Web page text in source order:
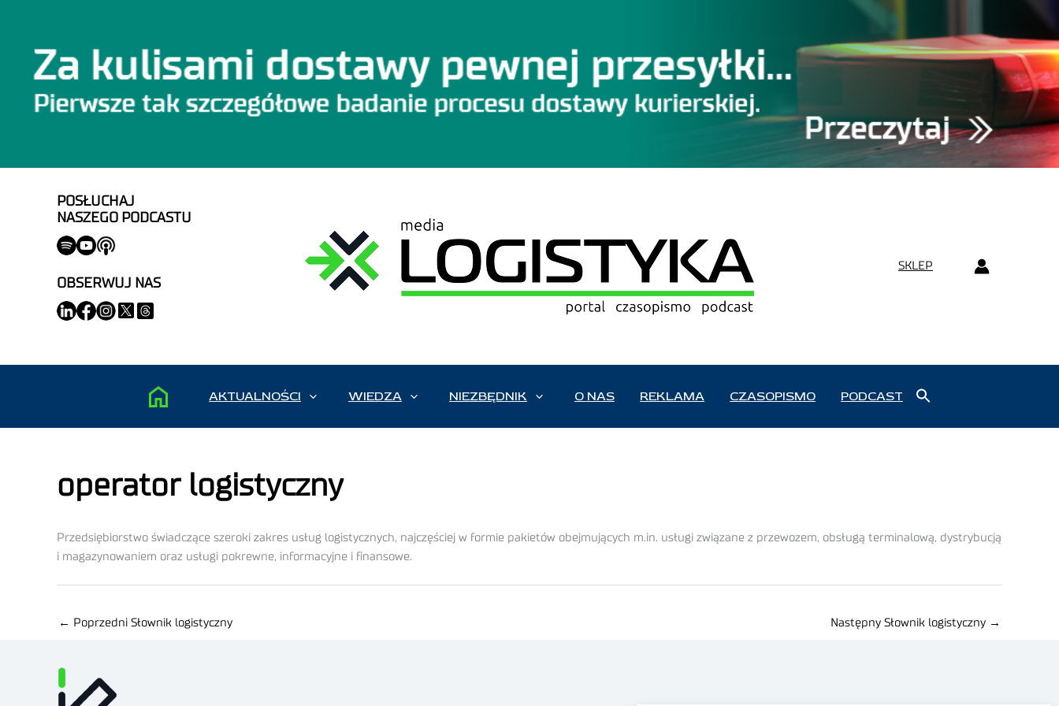
POSŁUCHAJ
NASZEGO PODCASTU
OBSERWUJ NAS
SKLEP
AKTUALNOŚCI WIEDZA NIEZBĘDNIK O NAS REKLAMA CZASOPISMO PODCAST
operator logistyczny
Przedsiębiorstwo świadczące szeroki zakres usług logistycznych, najczęściej w formie pakietów obejmujących m.in. usługi związane z przewozem, obsługą terminalową, dystrybucją
i magazynowaniem oraz usługi pokrewne, informacyjne i finansowe.
← Poprzedni Słownik logistyczny Następny Słownik logistyczny →